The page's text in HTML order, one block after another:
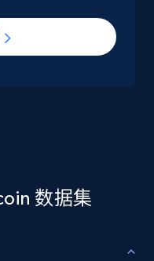
and more.
dataset
数据集